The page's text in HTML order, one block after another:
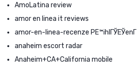
AmoLatina review
amor en linea it reviews
amor-en-linea-recenze PЕ™ihlГЎЕЎenГ­
anaheim escort radar
Anaheim+CA+California mobile